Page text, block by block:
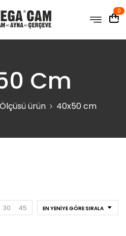
0
Cm
ürün 40x50 cm
EN YENIYE GÖRE SIRALA
30 45